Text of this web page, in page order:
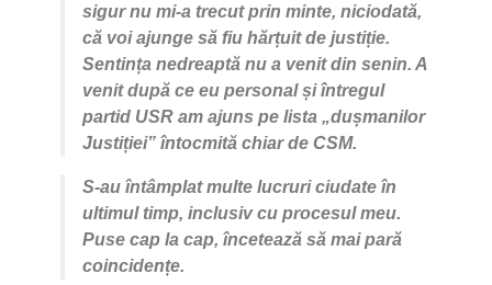
sigur nu mi-a trecut prin minte, niciodată,
că voi ajunge să fiu hărțuit de justiție.
Sentința nedreaptă nu a venit din senin. A
venit după ce eu personal și întregul
partid USR am ajuns pe lista „dușmanilor
Justiției” întocmită chiar de CSM.
S-au întâmplat multe lucruri ciudate în
ultimul timp, inclusiv cu procesul meu.
Puse cap la cap, încetează să mai pară
coincidențe.